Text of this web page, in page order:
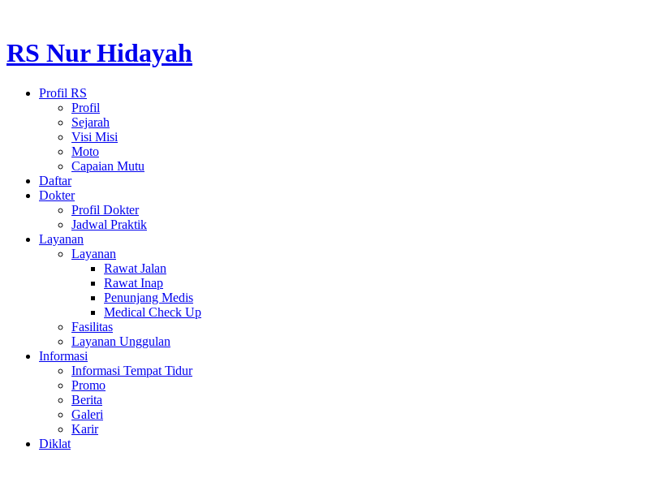
RS Nur Hidayah
Profil RS
Profil
Sejarah
Visi Misi
Moto
Capaian Mutu
Daftar
Dokter
Profil Dokter
Jadwal Praktik
Layanan
Layanan
Rawat Jalan
Rawat Inap
Penunjang Medis
Medical Check Up
Fasilitas
Layanan Unggulan
Informasi
Informasi Tempat Tidur
Promo
Berita
Galeri
Karir
Diklat